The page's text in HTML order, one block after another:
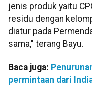
jenis produk yaitu
residu dengan
diatur pada
sama," terang Bayu.
Baca juga:
permintaan dari